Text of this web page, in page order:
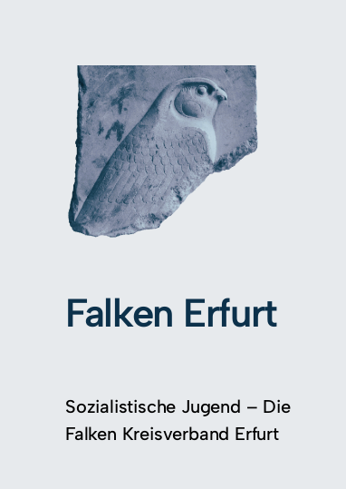
Falken Erfurt
Sozialistische Jugend – Die
Falken Kreisverband Erfurt